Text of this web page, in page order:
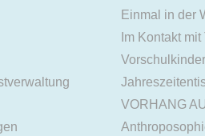
Einmal in der
Im Kontakt
VORHANG